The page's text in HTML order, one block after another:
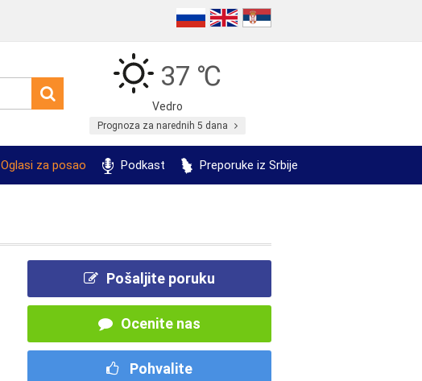
37 ℃
Vedro
Prognoza za narednih 5 dana
Oglasi za posao Podkast Preporuke iz Srbije
Pošaljite poruku
Ocenite nas
Pohvalite